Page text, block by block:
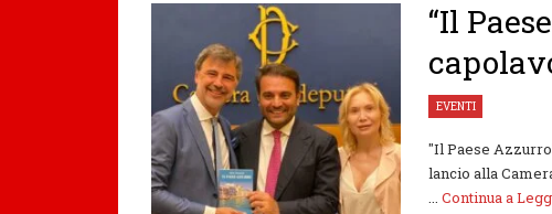
“Il
EVENTI
"Il Paese
lancio alla
... Continua a